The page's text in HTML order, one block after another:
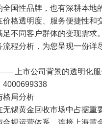
全国性品牌，也有深耕本地
价格透明度、服务便捷性和
足不同客户群体的变现需求
程分析，为您呈现一份详
上市公司背景的透明化服
4000699338
格局分析
无锡黄金回收市场中占据重
合规运营体系，连接上海黄